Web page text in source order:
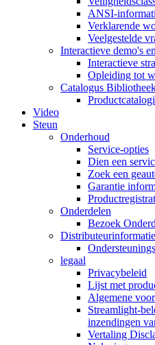
ANSI-
Verklarende
Veelgestelde
Interactieve demo's
Interactieve
Opleiding tot
Catalogus
Video
Steun
Onderhoud
Service-opties
Dien een
Zoek een
Garantie
Onderdelen
Bezoek
Distributeurinformatie
legaal
Privacybeleid
Lijst met
Algemene
Streamlight-
inzendingen
Vertaling